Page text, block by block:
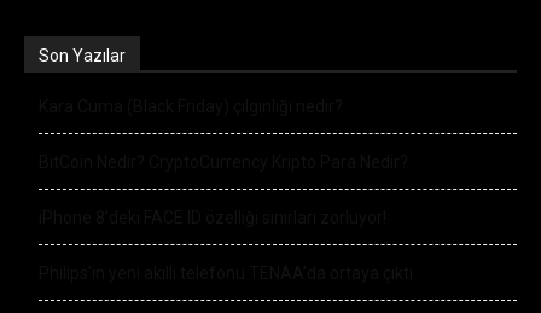
Son Yazılar